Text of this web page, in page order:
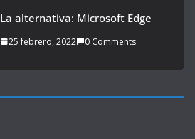
La alternativa: Microsoft Edge
25 febrero, 2022 0 Comments